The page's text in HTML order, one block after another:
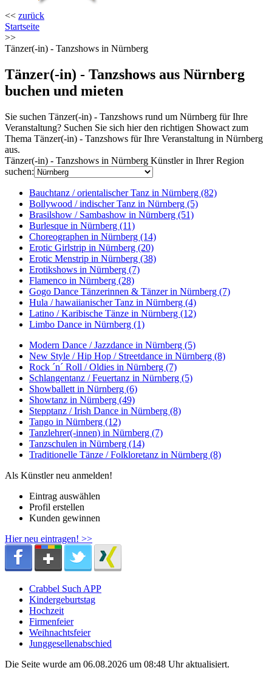
<< zurück
Startseite
>>
Tänzer(-in) - Tanzshows in Nürnberg
Tänzer(-in) - Tanzshows aus Nürnberg
buchen und mieten
Sie suchen Tänzer(-in) - Tanzshows rund um Nürnberg für Ihre
Veranstaltung? Suchen Sie sich hier den richtigen Showact zum
Thema Tänzer(-in) - Tanzshows für Ihre Veranstaltung in Nürnberg
aus.
Tänzer(-in) - Tanzshows in Nürnberg Künstler in Ihrer Region
suchen:
Bauchtanz / orientalischer Tanz in Nürnberg (82)
Bollywood / indischer Tanz in Nürnberg (5)
Brasilshow / Sambashow in Nürnberg (51)
Burlesque in Nürnberg (11)
Choreographen in Nürnberg (14)
Erotic Girlstrip in Nürnberg (20)
Erotic Menstrip in Nürnberg (38)
Erotikshows in Nürnberg (7)
Flamenco in Nürnberg (28)
Gogo Dance Tänzerinnen & Tänzer in Nürnberg (7)
Hula / hawaiianischer Tanz in Nürnberg (4)
Latino / Karibische Tänze in Nürnberg (12)
Limbo Dance in Nürnberg (1)
Modern Dance / Jazzdance in Nürnberg (5)
New Style / Hip Hop / Streetdance in Nürnberg (8)
Rock ´n´ Roll / Oldies in Nürnberg (7)
Schlangentanz / Feuertanz in Nürnberg (5)
Showballett in Nürnberg (6)
Showtanz in Nürnberg (49)
Stepptanz / Irish Dance in Nürnberg (8)
Tango in Nürnberg (12)
Tanzlehrer(-innen) in Nürnberg (7)
Tanzschulen in Nürnberg (14)
Traditionelle Tänze / Folkloretanz in Nürnberg (8)
Als Künstler neu anmelden!
Eintrag auswählen
Profil erstellen
Kunden gewinnen
Hier neu eintragen! >>
Crabbel Such APP
Kindergeburtstag
Hochzeit
Firmenfeier
Weihnachtsfeier
Junggesellenabschied
Die Seite wurde am 06.08.2026 um 08:48 Uhr aktualisiert.